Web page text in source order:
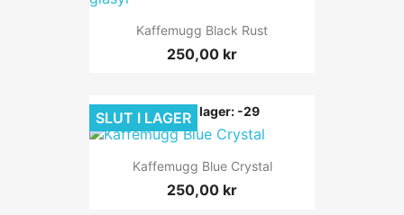
Kaffemugg Black Rust
250,00 kr
Finns i lager: -29
Kaffemugg Blue Crystal
250,00 kr
SLUT I LAGER